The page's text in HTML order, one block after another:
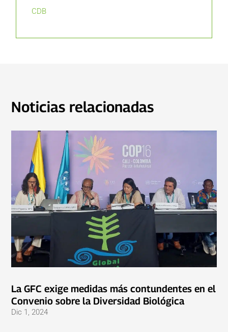
CDB
Noticias relacionadas
La GFC exige medidas más contundentes en el
Convenio sobre la Diversidad Biológica
Dic 1, 2024